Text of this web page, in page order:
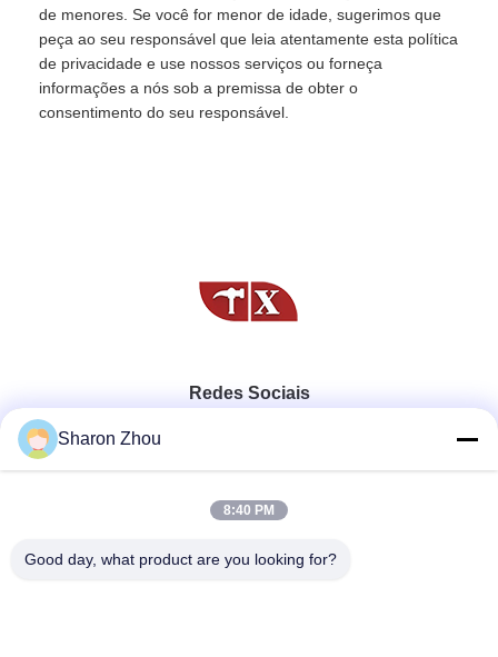
de menores. Se você for menor de idade, sugerimos que
peça ao seu responsável que leia atentamente esta política
de privacidade e use nossos serviços ou forneça
informações a nós sob a premissa de obter o
consentimento do seu responsável.
Redes Sociais
86--18025433062
Sharon Zhou
8:40 PM
Good day, what product are you looking for?